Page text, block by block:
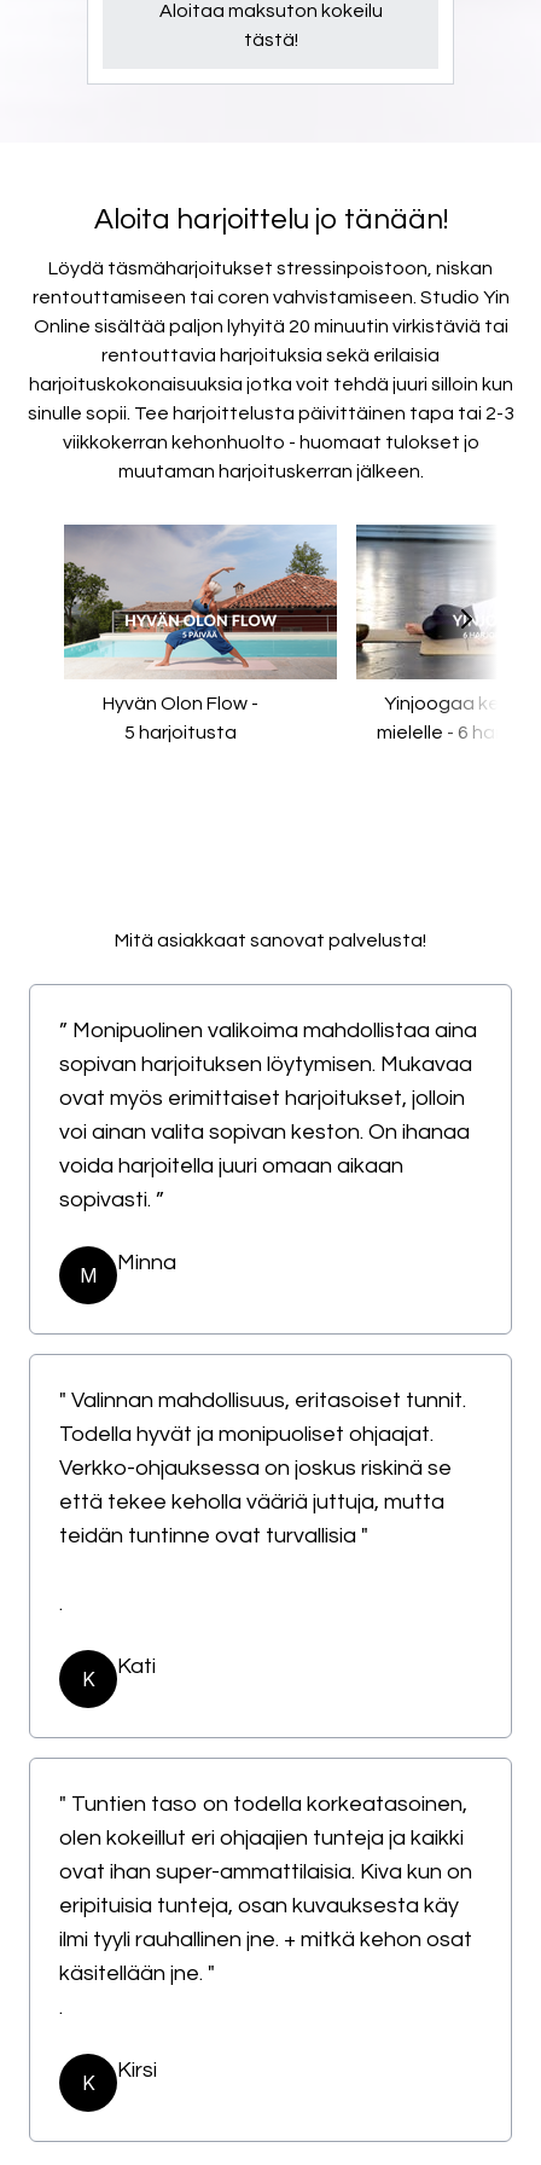
Aloitaa maksuton kokeilu
tästä!
Aloita harjoittelu jo tänään!
Löydä täsmäharjoitukset stressinpoistoon, niskan
rentouttamiseen tai coren vahvistamiseen. Studio Yin
Online sisältää paljon lyhyitä 20 minuutin virkistäviä tai
rentouttavia harjoituksia sekä erilaisia
harjoituskokonaisuuksia jotka voit tehdä juuri silloin kun
sinulle sopii. Tee harjoittelusta päivittäinen tapa tai 2-3
viikkokerran kehonhuolto - huomaat tulokset jo
muutaman harjoituskerran jälkeen.
Hyvän Olon Flow -
5 harjoitusta
Yinjoogaa
mielelle - 6
Mitä asiakkaat sanovat palvelusta!
” Monipuolinen valikoima mahdollistaa aina
sopivan harjoituksen löytymisen. Mukavaa
ovat myös erimittaiset harjoitukset, jolloin
voi ainan valita sopivan keston. On ihanaa
voida harjoitella juuri omaan aikaan
sopivasti. ”
M
Minna
" Valinnan mahdollisuus, eritasoiset tunnit.
Todella hyvät ja monipuoliset ohjaajat.
Verkko-ohjauksessa on joskus riskinä se
että tekee keholla vääriä juttuja, mutta
teidän tuntinne ovat turvallisia "
.
K
Kati
" Tuntien taso on todella korkeatasoinen,
olen kokeillut eri ohjaajien tunteja ja kaikki
ovat ihan super-ammattilaisia. Kiva kun on
eripituisia tunteja, osan kuvauksesta käy
ilmi tyyli rauhallinen jne. + mitkä kehon osat
käsitellään jne. "
.
K
Kirsi